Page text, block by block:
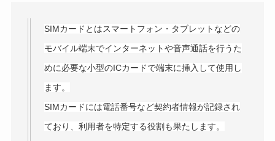
SIMカードとはスマートフォン・タブレットなどの
モバイル端末でインターネットや音声通話を行うた
めに必要な小型のICカードで端末に挿入して使用し
ます。
SIMカードには電話番号など契約者情報が記録され
ており、利用者を特定する役割も果たします。